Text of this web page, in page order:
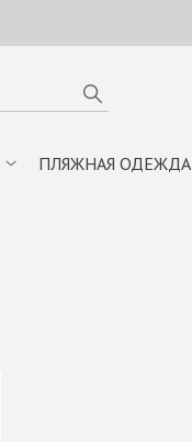
ПЛЯЖНАЯ ОДЕЖДА